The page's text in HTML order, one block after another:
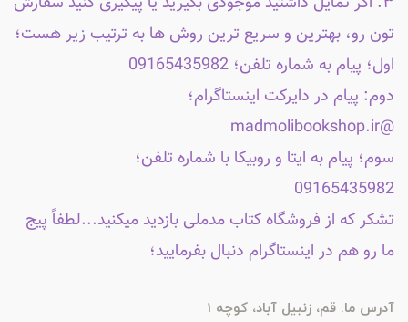
تون رو، بهترین و سریع ترین روش ها به ترتیب زیر هست؛
اول؛ پیام به شماره تلفن؛ 09165435982
دوم: پیام در دایرکت اینستاگرام؛
@madmolibookshop.ir
سوم؛ پیام به ایتا و روبیکا با شماره تلفن؛
09165435982
تشکر که از فروشگاه کتاب مدملی بازدید میکنید...لطفاً پیج
ما رو هم در اینستاگرام دنبال بفرمایید؛
آدرس ما: قم، زنبیل آباد، کوچه 1